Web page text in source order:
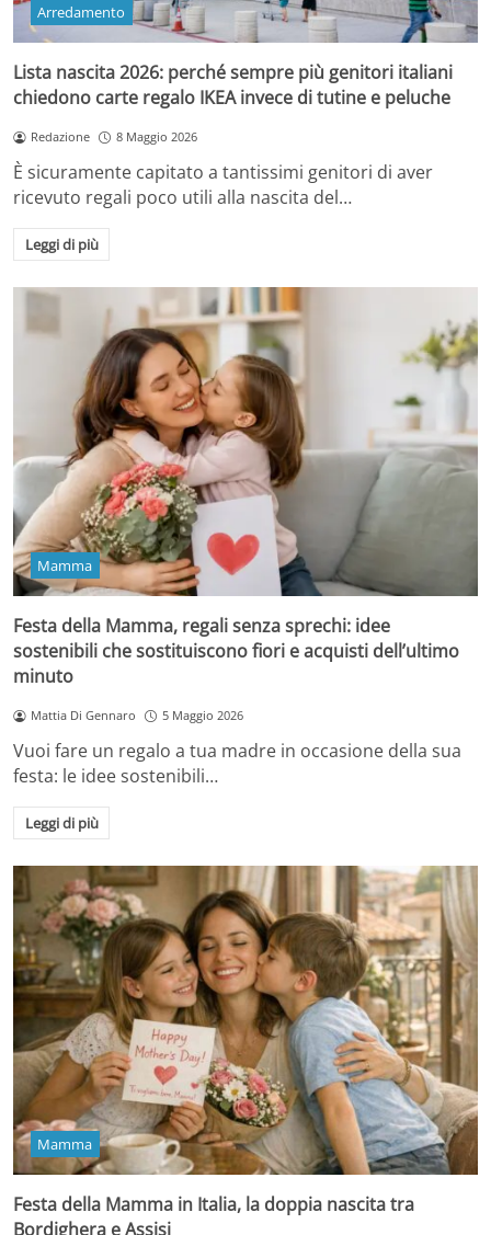
Arredamento
Lista nascita 2026: perché sempre più genitori italiani
chiedono carte regalo IKEA invece di tutine e peluche
Redazione 8 Maggio 2026
È sicuramente capitato a tantissimi genitori di aver
ricevuto regali poco utili alla nascita del…
Leggi di più
Mamma
Festa della Mamma, regali senza sprechi: idee
sostenibili che sostituiscono fiori e acquisti dell’ultimo
minuto
Mattia Di Gennaro 5 Maggio 2026
Vuoi fare un regalo a tua madre in occasione della sua
festa: le idee sostenibili…
Leggi di più
Mamma
Festa della Mamma in Italia, la doppia nascita tra
Bordighera e Assisi